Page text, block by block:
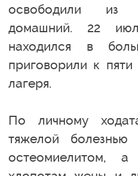
освободили из
домашний. 22
находился в
приговорили к
лагеря.
По личному
тяжелой
остеомиелитом,